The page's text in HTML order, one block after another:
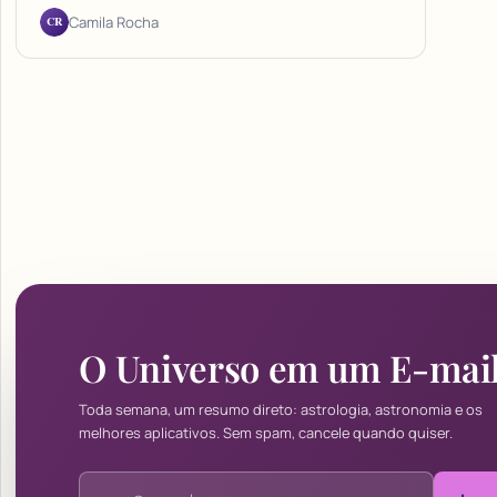
CR Camila Rocha
O Universo em um E-
Toda semana, um resumo direto: astrologia, astronomia e os
melhores aplicativos. Sem spam, cancele quando quiser.
Endereço de e-mail